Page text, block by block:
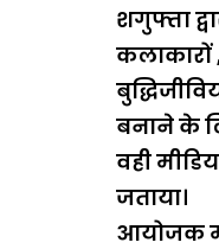
शगुफ्ता
कलाकारों
बनाने के
वही
जताया।
आयोजक